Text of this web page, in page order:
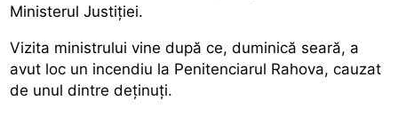
Ministerul Justiției.
Vizita ministrului vine după ce, duminică seară, a
avut loc un incendiu la Penitenciarul Rahova, cauzat
de unul dintre deținuți.